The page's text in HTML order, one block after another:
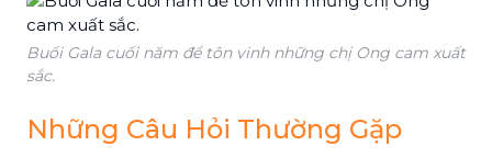
Buổi Gala cuối năm để tôn vinh những chị Ong cam xuất
sắc.
Những Câu Hỏi Thường Gặp